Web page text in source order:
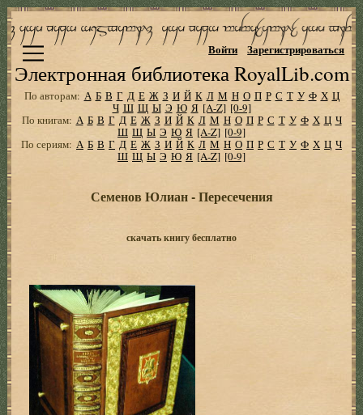
Электронная библиотека RoyalLib.com
Войти Зарегистрироваться
По авторам: А Б В Г Д Е Ж З И Й К Л М Н О П Р С Т У Ф Х Ц
Ч Ш Щ Ы Э Ю Я [A-Z] [0-9]
По книгам: А Б В Г Д Е Ж З И Й К Л М Н О П Р С Т У Ф Х Ц Ч
Ш Щ Ы Э Ю Я [A-Z] [0-9]
По сериям: А Б В Г Д Е Ж З И Й К Л М Н О П Р С Т У Ф Х Ц Ч
Ш Щ Ы Э Ю Я [A-Z] [0-9]
Семенов Юлиан - Пересечения
скачать книгу бесплатно